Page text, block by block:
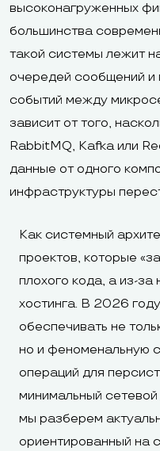
высоконагруженных
большинства
такой системы лежит
очередей сообщений и
событий между
зависит от того,
RabbitMQ, Kafka или
данные от одного
инфраструктуры
Как системный
проектов, которые
плохого кода, а из-
хостинга. В 2026
обеспечивать не
но и феноменальную
операций для
минимальный
мы разберем
ориентированный на